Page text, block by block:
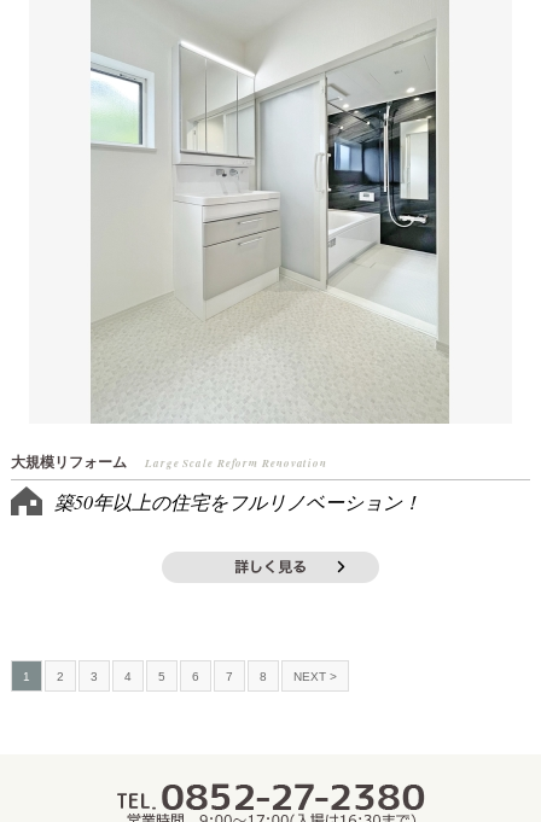
大規模リフォーム Large Scale Reform Renovation
築50年以上の住宅をフルリノベーション！
1 2 3 4 5 6 7 8 NEXT >